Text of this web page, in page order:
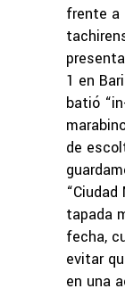
frente a
1 en
batió
de
tapada
fecha,
evitar
en una